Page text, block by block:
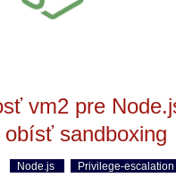
vm2 pre
obísť sandboxing
Node.js Privilege-escalation